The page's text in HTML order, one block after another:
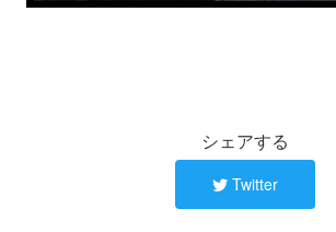
シェアする
Twitter